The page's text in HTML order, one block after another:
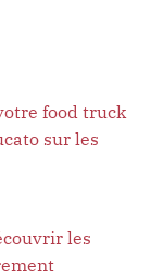
food truck
sur les
les